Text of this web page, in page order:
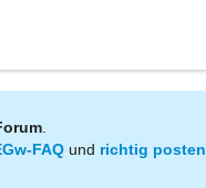
FAQ und richtig posten